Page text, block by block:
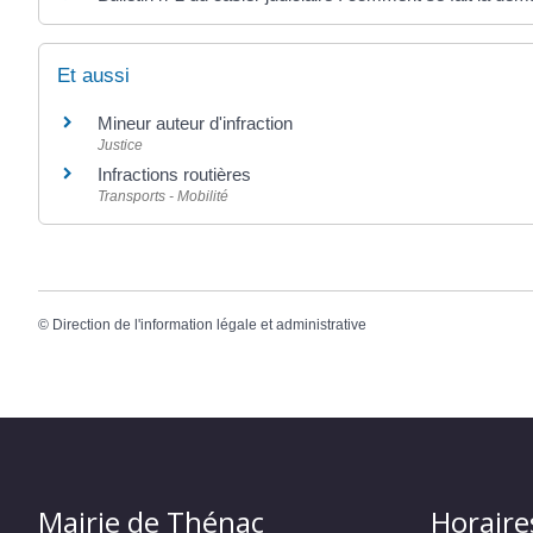
Et aussi
Mineur auteur d'infraction
Justice
Infractions routières
Transports - Mobilité
© Direction de l'information légale et administrative
Mairie de Thénac